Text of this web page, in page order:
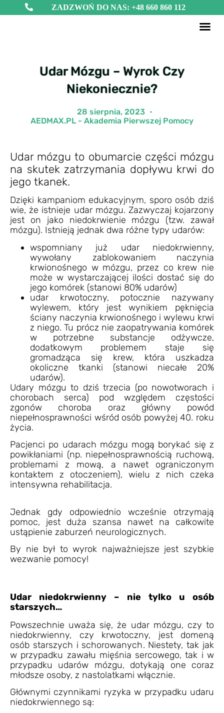
ZADZWOŃ DO NAS: +48 660 860 112
Udar Mózgu – Wyrok Czy
Niekoniecznie?
28 sierpnia, 2023
AEDMAX.PL - Akademia Pierwszej Pomocy
Udar mózgu to obumarcie części mózgu
na skutek zatrzymania dopływu krwi do
jego tkanek.
Dzięki kampaniom edukacyjnym, sporo osób dziś
wie, że istnieje udar mózgu. Zazwyczaj kojarzony
jest on jako niedokrwienie mózgu (tzw. zawał
mózgu). Istnieją jednak dwa różne typy udarów:
wspomniany już udar niedokrwienny,
wywołany zablokowaniem naczynia
krwionośnego w mózgu, przez co krew nie
może w wystarczającej ilości dostać się do
jego komórek (stanowi 80% udarów)
udar krwotoczny, potocznie nazywany
wylewem, który jest wynikiem pęknięcia
ściany naczynia krwionośnego i wylewu krwi
z niego. Tu prócz nie zaopatrywania komórek
w potrzebne substancje odżywcze,
dodatkowym problemem staje się
gromadząca się krew, która uszkadza
okoliczne tkanki (stanowi niecałe 20%
udarów).
Udary mózgu to dziś trzecia (po nowotworach i
chorobach serca) pod względem częstości
zgonów choroba oraz główny powód
niepełnosprawności wśród osób powyżej 40. roku
życia.
Pacjenci po udarach mózgu mogą borykać się z
powikłaniami (np. niepełnosprawnością ruchową,
problemami z mową, a nawet ograniczonym
kontaktem z otoczeniem), wielu z nich czeka
intensywna rehabilitacja.
Jednak gdy odpowiednio wcześnie otrzymają
pomoc, jest duża szansa nawet na całkowite
ustąpienie zaburzeń neurologicznych.
By nie był to wyrok najważniejsze jest szybkie
wezwanie pomocy!
Udar niedokrwienny – nie tylko u osób
starszych…
Powszechnie uważa się, że udar mózgu, czy to
niedokrwienny, czy krwotoczny, jest domeną
osób starszych i schorowanych. Niestety, tak jak
w przypadku zawału mięśnia sercowego, tak i w
przypadku udarów mózgu, dotykają one coraz
młodsze osoby, z nastolatkami włącznie.
Głównymi czynnikami ryzyka w przypadku udaru
niedokrwiennego są: